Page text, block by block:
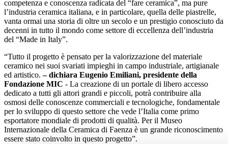
competenza e conoscenza radicata del “fare ceramica”, ma pure
l’industria ceramica italiana, e in particolare, quella delle piastrelle,
vanta ormai una storia di oltre un secolo e un prestigio conosciuto da
decenni in tutto il mondo come settore di eccellenza dell’industria
del “Made in Italy”.
“Tutto il progetto è pensato per la valorizzazione del materiale
ceramico nei suoi svariati impieghi in campo industriale, artigianale
ed artistico.– dichiara Eugenio Emiliani, presidente della
Fondazione MIC ‐ La creazione di un portale di libero accesso
dedicato a tutti gli attori grandi e piccoli, potrà contribuire alla
osmosi delle conoscenze commerciali e tecnologiche, fondamentale
per lo sviluppo di questo settore che vede l’Italia come primo
esportatore mondiale di prodotti di qualità. Per il Museo
Internazionale della Ceramica di Faenza è un grande riconoscimento
essere stato coinvolto in questo progetto”.